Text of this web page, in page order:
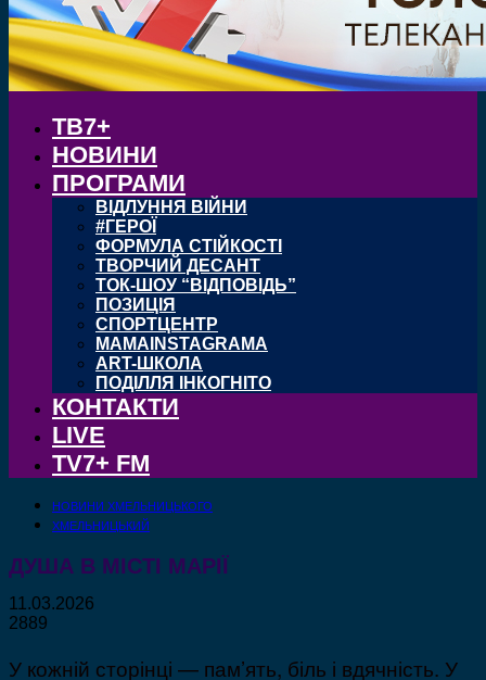
ТВ7+
НОВИНИ
ПРОГРАМИ
ВІДЛУННЯ ВІЙНИ
#ГЕРОЇ
ФОРМУЛА СТІЙКОСТІ
ТВОРЧИЙ ДЕСАНТ
ТОК-ШОУ “ВІДПОВІДЬ”
ПОЗИЦІЯ
СПОРТЦЕНТР
MAMAINSTAGRAMA
ART-ШКОЛА
ПОДІЛЛЯ ІНКОГНІТО
КОНТАКТИ
LIVE
TV7+ FM
НОВИНИ ХМЕЛЬНИЦЬКОГО
ХМЕЛЬНИЦЬКИЙ
ДУША В МІСТІ МАРІЇ
11.03.2026
2889
У кожній сторінці — пам’ять, біль і вдячність. У